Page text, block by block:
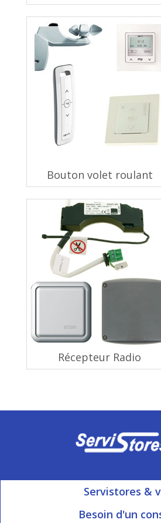
Bouton volet roulant
Récepteur Radio
Servistores &
Mon compte
Besoin d'un